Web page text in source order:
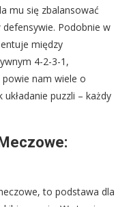
mu się zbalansować
Podobnie w
między
4-2-3-1,
nam wiele o
puzzli – każdy
to podstawa dla